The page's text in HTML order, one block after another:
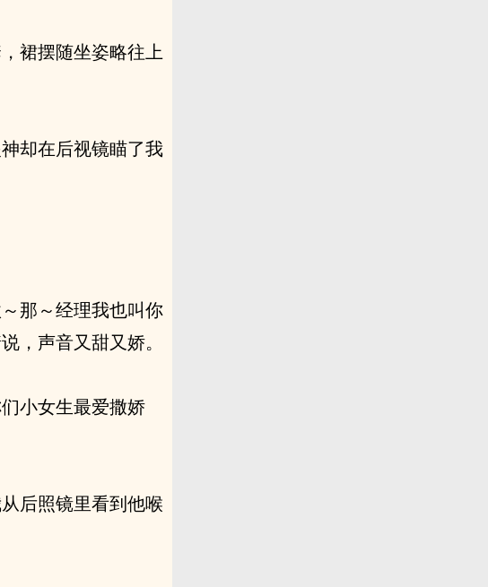
裙摆随坐姿略往上
却在后视镜瞄了我
那～经理我也叫你
，声音又甜又娇。
小女生最爱撒娇
后照镜里看到他喉